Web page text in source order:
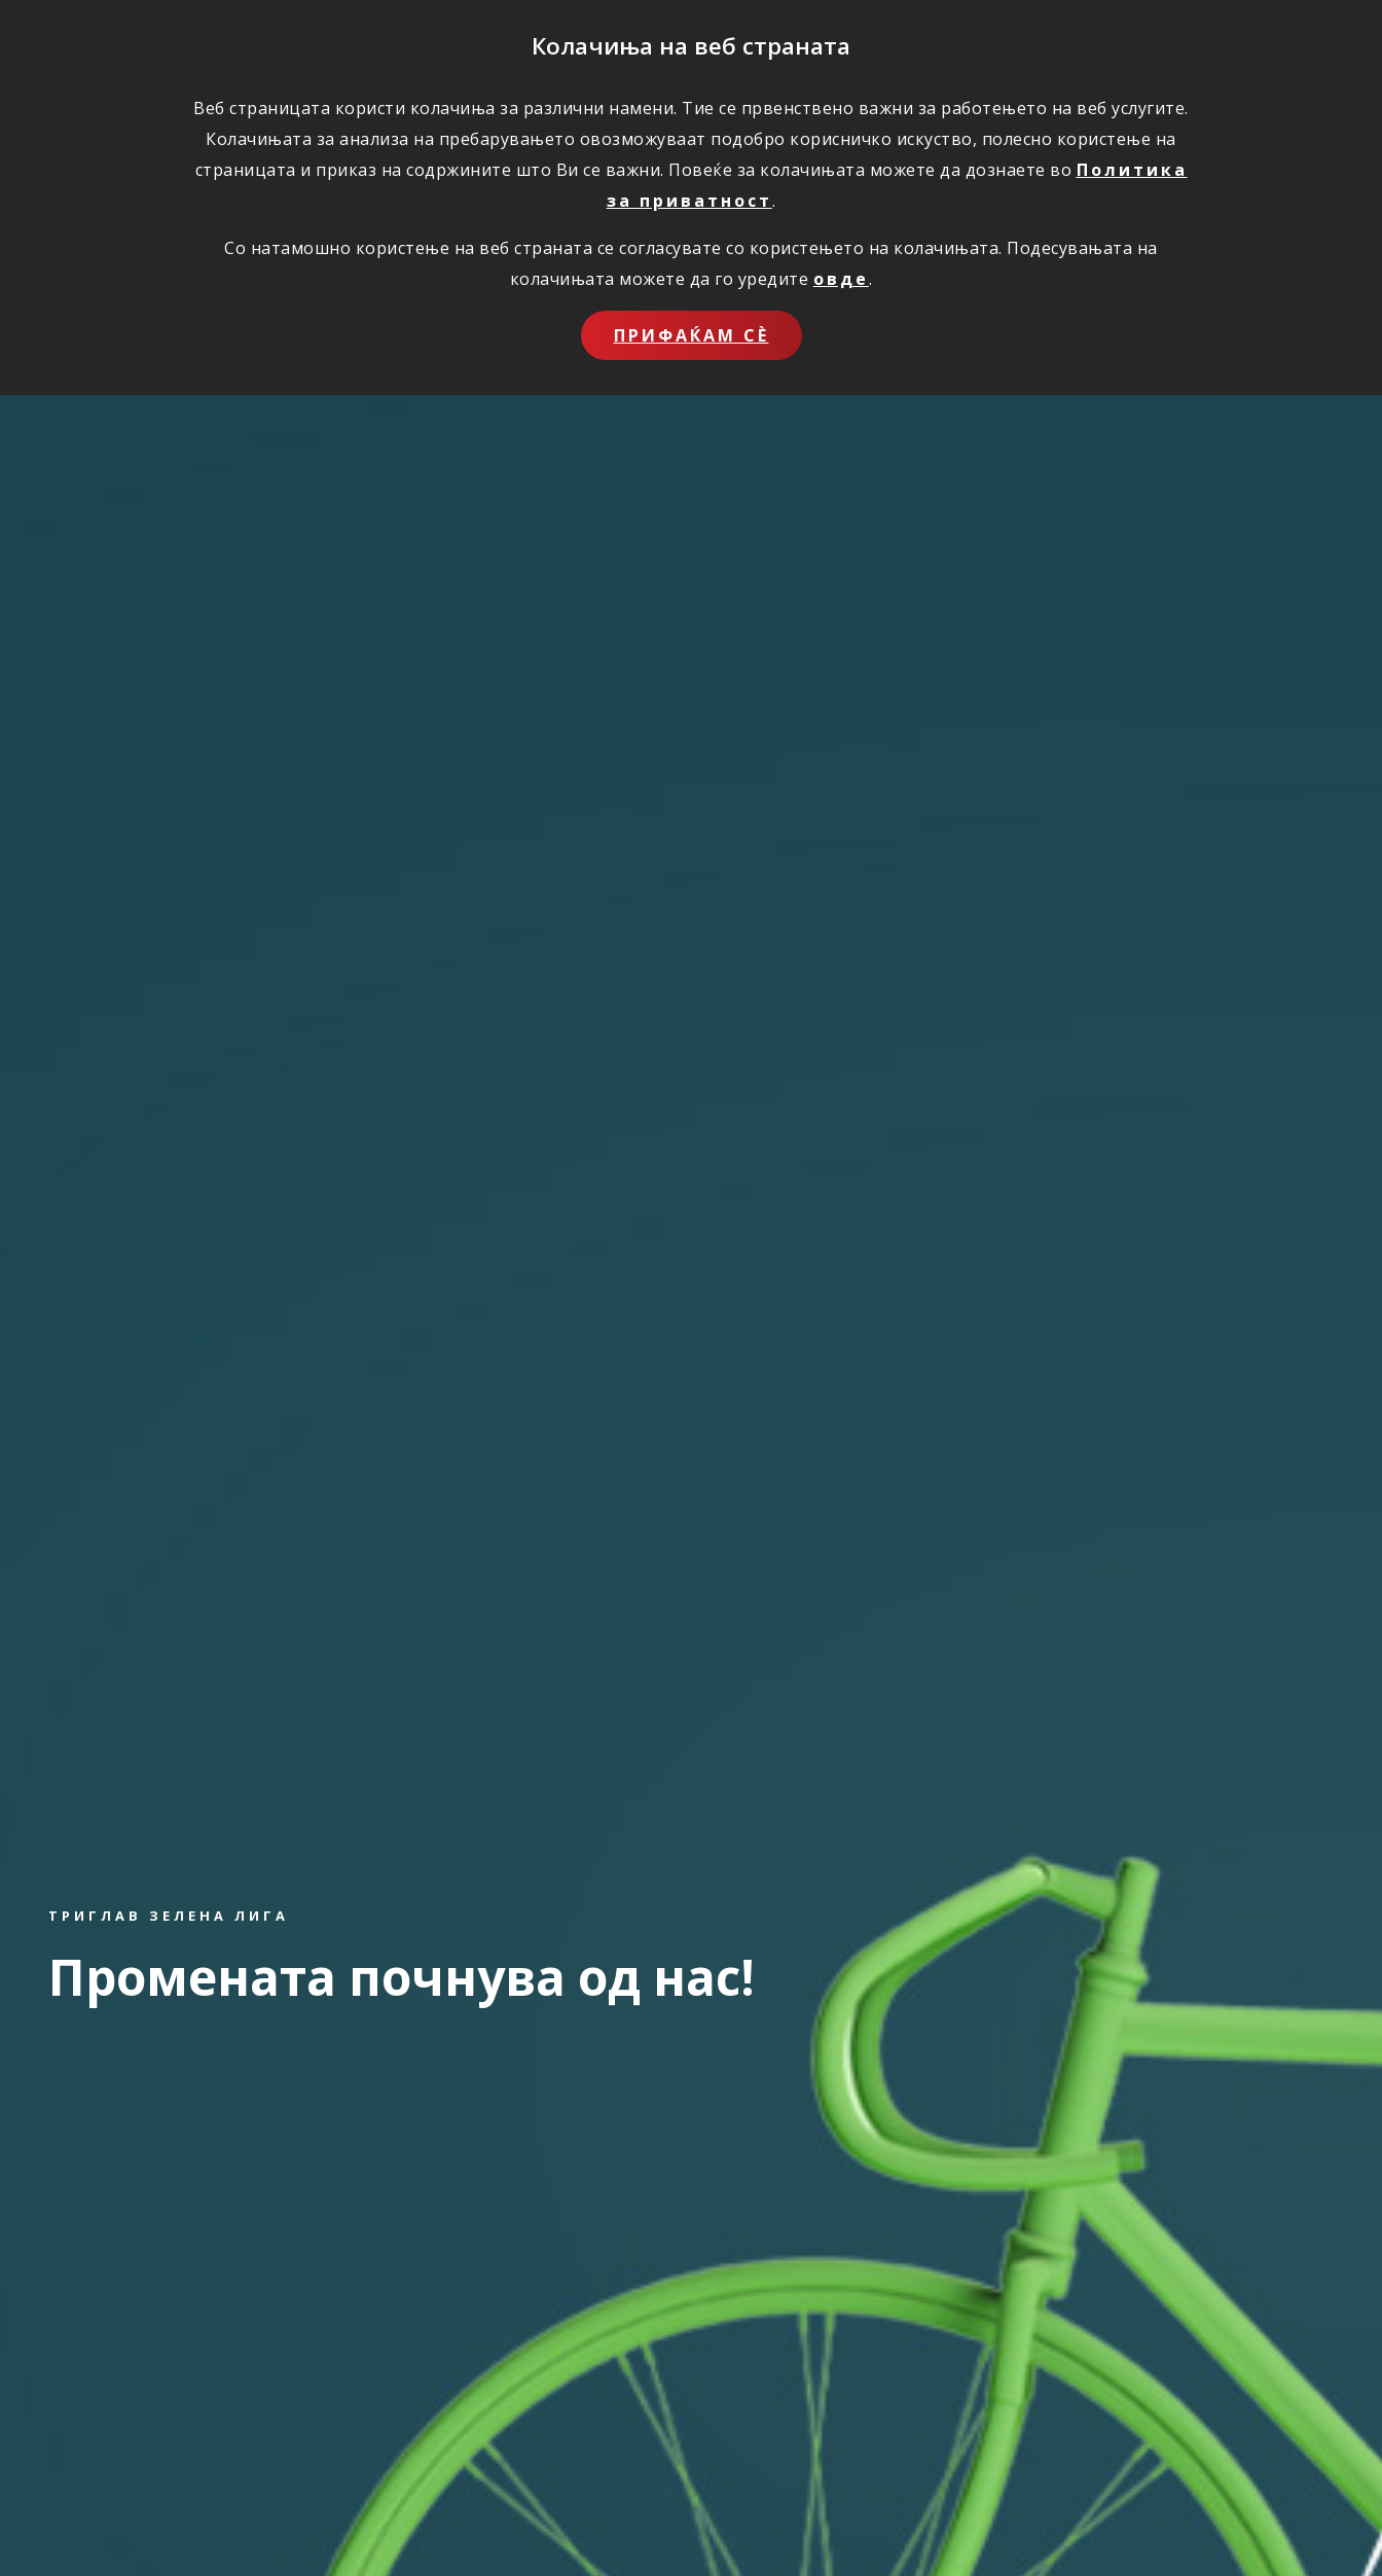
Колачиња на веб страната
Веб страницата користи колачиња за различни намени. Тие се првенствено важни за работењето на веб услугите.
Колачињата за анализа на пребарувањето овозможуваат подобро корисничко искуство, полесно користење на
страницата и приказ на содржините што Ви се важни. Повеќе за колачињата можете да дознаете во Политика
за приватност.
Со натамошно користење на веб страната се согласувате со користењето на колачињата. Подесувањата на
колачињата можете да го уредите овде.
ПРИФАЌАМ СЀ
ОСИГУРУВАЊЕ ШТЕТИ ПОВОЛНОСТИ КОРИСНО ЗА НАС ОНЛАЈН ПРИЈАВИ ШТЕТА
ТРИГЛАВ ЗЕЛЕНА ЛИГА
Промената почнува од нас!